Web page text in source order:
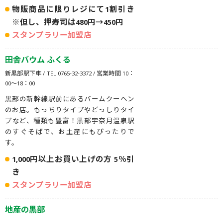
物販商品に限りレジにて1割引き
※但し、押寿司は480円→450円
スタンプラリー加盟店
田舎バウム ふくる
新黒部駅下車 / TEL 0765-32-3372 / 営業時間 10：
00～18：00
黒部の新幹線駅前にあるバームクーヘン
のお店。もっちりタイプやどっしりタイ
プなど、種類も豊富！黒部宇奈月温泉駅
のすぐそばで、お土産にもぴったりで
す。
1,000円以上お買い上げの方 5％引
き
スタンプラリー加盟店
地産の黒部